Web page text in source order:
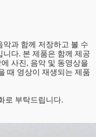
과 함께 저장하고 볼 수
다. 본 제품은 함께 제공
사진, 음악 및 동영상을
때 영상이 재생되는 제품
로 부탁드립니다.